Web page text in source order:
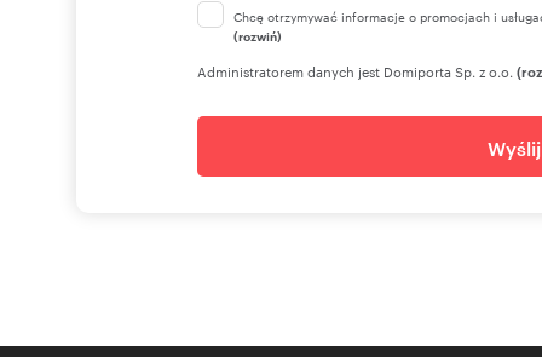
Chcę otrzymywać informacje o promocjach i
(rozwiń)
Administratorem danych jest Domiporta Sp. z o.o.